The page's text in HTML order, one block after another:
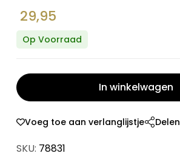
29,95
Op Voorraad
In winkelwagen
Voeg toe aan verlanglijstje Delen
SKU: 78831